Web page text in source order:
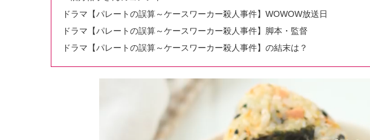
ドラマ【パレートの誤算～ケースワーカー殺人事件】WOWOW放送日
ドラマ【パレートの誤算～ケースワーカー殺人事件】脚本・監督
ドラマ【パレートの誤算～ケースワーカー殺人事件】の結末は？